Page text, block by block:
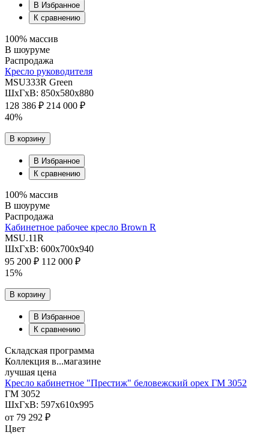
В Избранное
К сравнению
100% массив
В шоуруме
Распродажа
Кресло руководителя
MSU333R Green
ШхГхВ: 850х580х880
128 386 ₽ 214 000 ₽
40%
В корзину
В Избранное
К сравнению
100% массив
В шоуруме
Распродажа
Кабинетное рабочее кресло Brown R
MSU.11R
ШхГхВ: 600х700х940
95 200 ₽ 112 000 ₽
15%
В корзину
В Избранное
К сравнению
Складская программа
Коллекция в...магазине
лучшая цена
Кресло кабинетное "Престиж" беловежский орех ГМ 3052
ГМ 3052
ШхГхВ: 597х610х995
от 79 292 ₽
Цвет